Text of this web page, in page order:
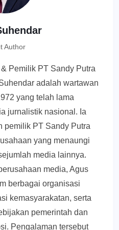
Author
Pemilik PT Sandy Putra
adalah wartawan
yang telah lama
jurnalistik nasional. Ia
pemilik PT Sandy Putra
yang menaungi
media lainnya.
media, Agus
berbagai organisasi
kemasyarakatan, serta
pemerintah dan
Pengalaman tersebut